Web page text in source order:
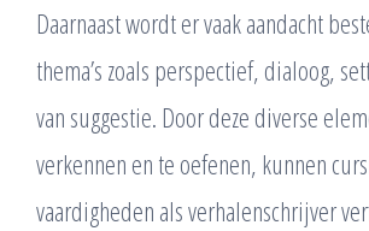
Daarnaast wordt er vaak aandacht
thema’s zoals perspectief, dialoog,
van suggestie. Door deze diverse
verkennen en te oefenen, kunnen
vaardigheden als verhalenschrijver